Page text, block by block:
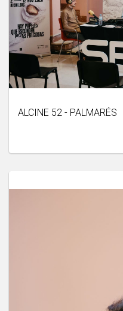
ALCINE 52 - PALMARÉS